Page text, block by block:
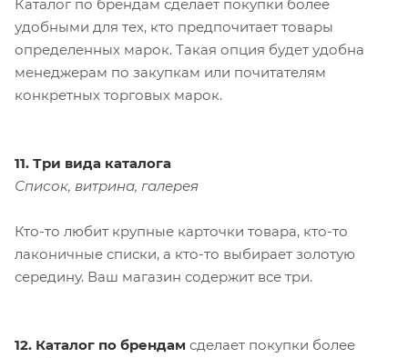
Каталог по брендам сделает покупки более
удобными для тех, кто предпочитает товары
определенных марок. Такая опция будет удобна
менеджерам по закупкам или почитателям
конкретных торговых марок.
11. Три вида каталога
Список, витрина, галерея
Кто-то любит крупные карточки товара, кто-то
лаконичные списки, а кто-то выбирает золотую
середину. Ваш магазин содержит все три.
12. Каталог по брендам сделает покупки более